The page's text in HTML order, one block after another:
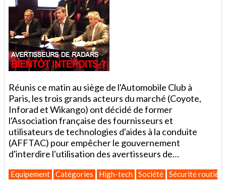
Réunis ce matin au siège de l'Automobile Club à
Paris, les trois grands acteurs du marché (Coyote,
Inforad et Wikango) ont décidé de former
l'Association française des fournisseurs et
utilisateurs de technologies d'aides à la conduite
(AFFTAC) pour empêcher le gouvernement
d'interdire l'utilisation des avertisseurs de…
Equipement Catégories High-tech Société Sécurité routière